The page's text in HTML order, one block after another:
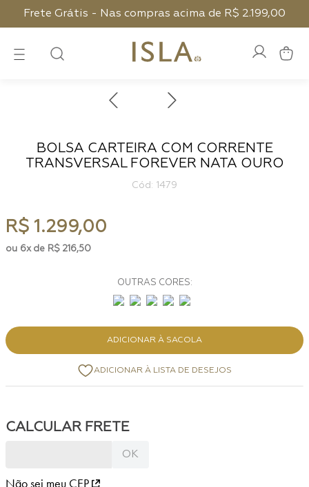
Frete Grátis - Nas compras acima de R$ 2.199,00
BOLSA CARTEIRA COM CORRENTE
TRANSVERSAL FOREVER NATA OURO
: 1479
R$ 1.299,00
6 R$ 216,50
ADICIONAR À SACOLA
Não sei meu CEP